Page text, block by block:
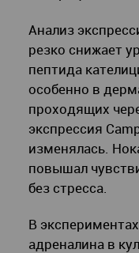
Анализ
резко снижает
пептида
особенно в
проходящих
экспрессия
изменялась.
повышал
без стресса.
В экспериментах
адреналина в